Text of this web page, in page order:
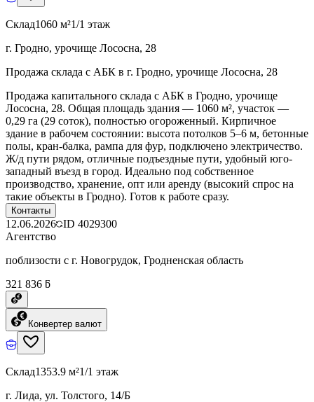
Склад1060 м²1/1 этаж
г. Гродно, урочище Лососна, 28
Продажа склада с АБК в г. Гродно, урочище Лососна, 28
Продажа капитального склада с АБК в Гродно, урочище
Лососна, 28. Общая площадь здания — 1060 м², участок —
0,29 га (29 соток), полностью огороженный. Кирпичное
здание в рабочем состоянии: высота потолков 5–6 м, бетонные
полы, кран-балка, рампа для фур, подключено электричество.
Ж/д пути рядом, отличные подъездные пути, удобный юго-
западный въезд в город. Идеально под собственное
производство, хранение, опт или аренду (высокий спрос на
такие объекты в Гродно). Готов к работе сразу.
Контакты
12.06.2026 ID 4029300
Агентство
поблизости с г. Новогрудок, Гродненская область
321 836 ƃ
Конвертер валют
Склад1353.9 м²1/1 этаж
г. Лида, ул. Толстого, 14/Б